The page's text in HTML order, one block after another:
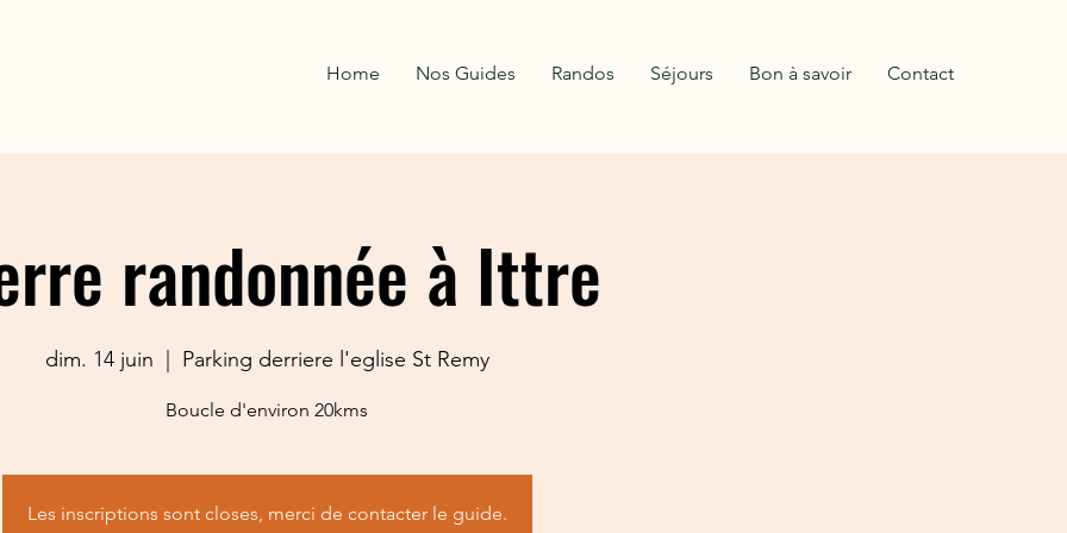
Home Nos Guides Randos Séjours Bon à savoir Contact
randonnée à Ittre
dim. 14 juin Parking derriere l'eglise St Remy
Boucle d'environ 20kms
Les inscriptions sont closes, merci de contacter le guide.